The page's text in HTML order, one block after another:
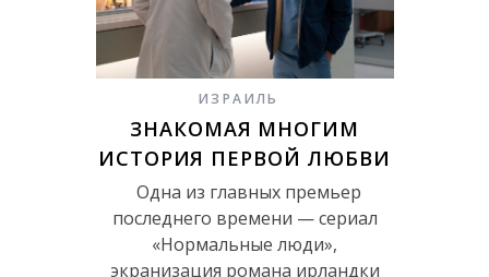
ИЗРАИЛЬ
ЗНАКОМАЯ МНОГИМ
ИСТОРИЯ ПЕРВОЙ ЛЮБВИ
Одна из главных премьер
последнего времени — сериал
«Нормальные люди»,
экранизация романа ирландки